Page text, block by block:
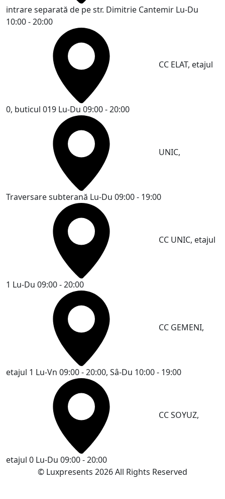
intrare separată de pe str. Dimitrie Cantemir Lu-Du
10:00 - 20:00
CC ELAT, etajul
0, buticul 019 Lu-Du 09:00 - 20:00
UNIC,
Traversare subterană Lu-Du 09:00 - 19:00
CC UNIC, etajul
1 Lu-Du 09:00 - 20:00
CC GEMENI,
etajul 1 Lu-Vn 09:00 - 20:00, Sâ-Du 10:00 - 19:00
CC SOYUZ,
etajul 0 Lu-Du 09:00 - 20:00
© Luxpresents 2026 All Rights Reserved